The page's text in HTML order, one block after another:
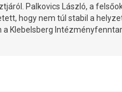
Palkovics László, a
hogy nem túl stabil a
Klebelsberg